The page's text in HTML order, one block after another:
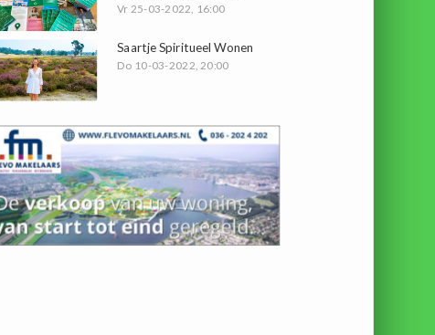
Vr 25-03-2022, 16:00
Saartje Spiritueel Wonen
Do 10-03-2022, 20:00